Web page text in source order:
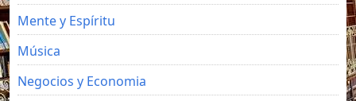
Mente y Espíritu
Música
Negocios y Economia